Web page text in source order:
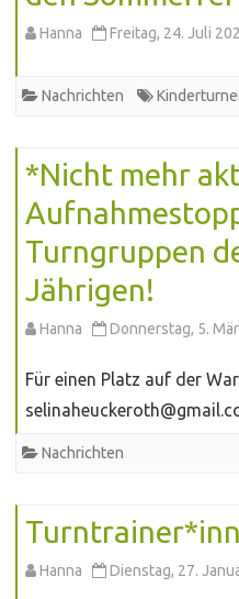
Hanna Freitag, 24. Juli
Nachrichten
*Nicht mehr
Turngruppen
Jährigen!
Hanna Donnerstag, 5.
Für einen Platz auf der
Nachrichten
Hanna Dienstag, 27.